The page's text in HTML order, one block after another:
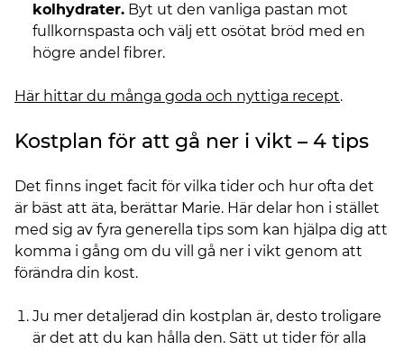
kolhydrater. Byt ut den vanliga pastan mot
fullkornspasta och välj ett osötat bröd med en
högre andel fibrer.
Här hittar du många goda och nyttiga recept.
Kostplan för att gå ner i vikt – 4 tips
Det finns inget facit för vilka tider och hur ofta det
är bäst att äta, berättar Marie. Här delar hon i stället
med sig av fyra generella tips som kan hjälpa dig att
komma i gång om du vill gå ner i vikt genom att
förändra din kost.
Ju mer detaljerad din kostplan är, desto troligare
är det att du kan hålla den. Sätt ut tider för alla